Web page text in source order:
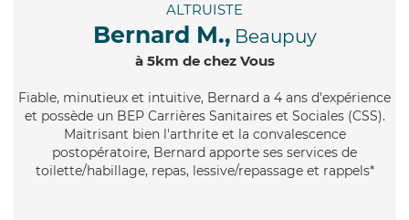
ALTRUISTE
Bernard M., Beaupuy
à 5km de chez Vous
Fiable, minutieux et intuitive, Bernard a 4 ans d'expérience
et possède un BEP Carrières Sanitaires et Sociales (CSS).
Maitrisant bien l'arthrite et la convalescence
postopératoire, Bernard apporte ses services de
toilette/habillage, repas, lessive/repassage et rappels*